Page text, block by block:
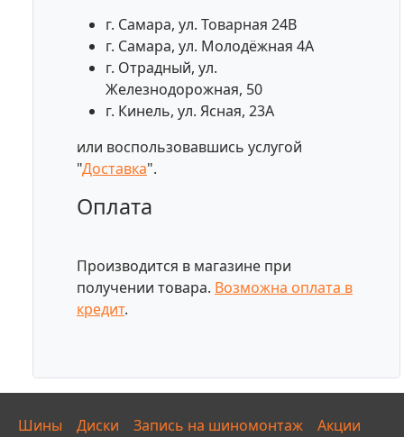
г. Самара, ул. Товарная 24В
г. Самара, ул. Молодёжная 4А
г. Отрадный, ул.
Железнодорожная, 50
г. Кинель, ул. Ясная, 23А
или воспользовавшись услугой
"Доставка".
Оплата
Производится в магазине при
получении товара. Возможна оплата в
кредит.
Шины Диски Запись на шиномонтаж
Акции